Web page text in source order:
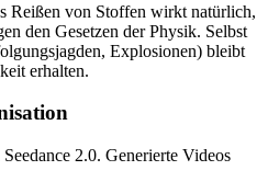
Reißen von Stoffen wirkt natürlich,
den Gesetzen der Physik. Selbst
Explosionen) bleibt
erhalten.
2.0. Generierte Videos